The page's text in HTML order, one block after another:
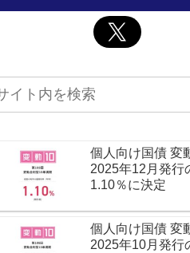
個人向け国債
2025年12月発行
1.10％に決定
個人向け国債
2025年10月発行